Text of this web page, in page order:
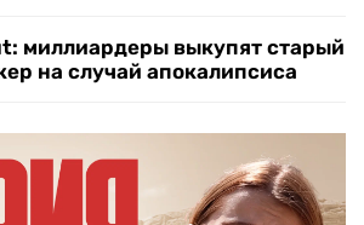
миллиардеры выкупят старый
на случай апокалипсиса